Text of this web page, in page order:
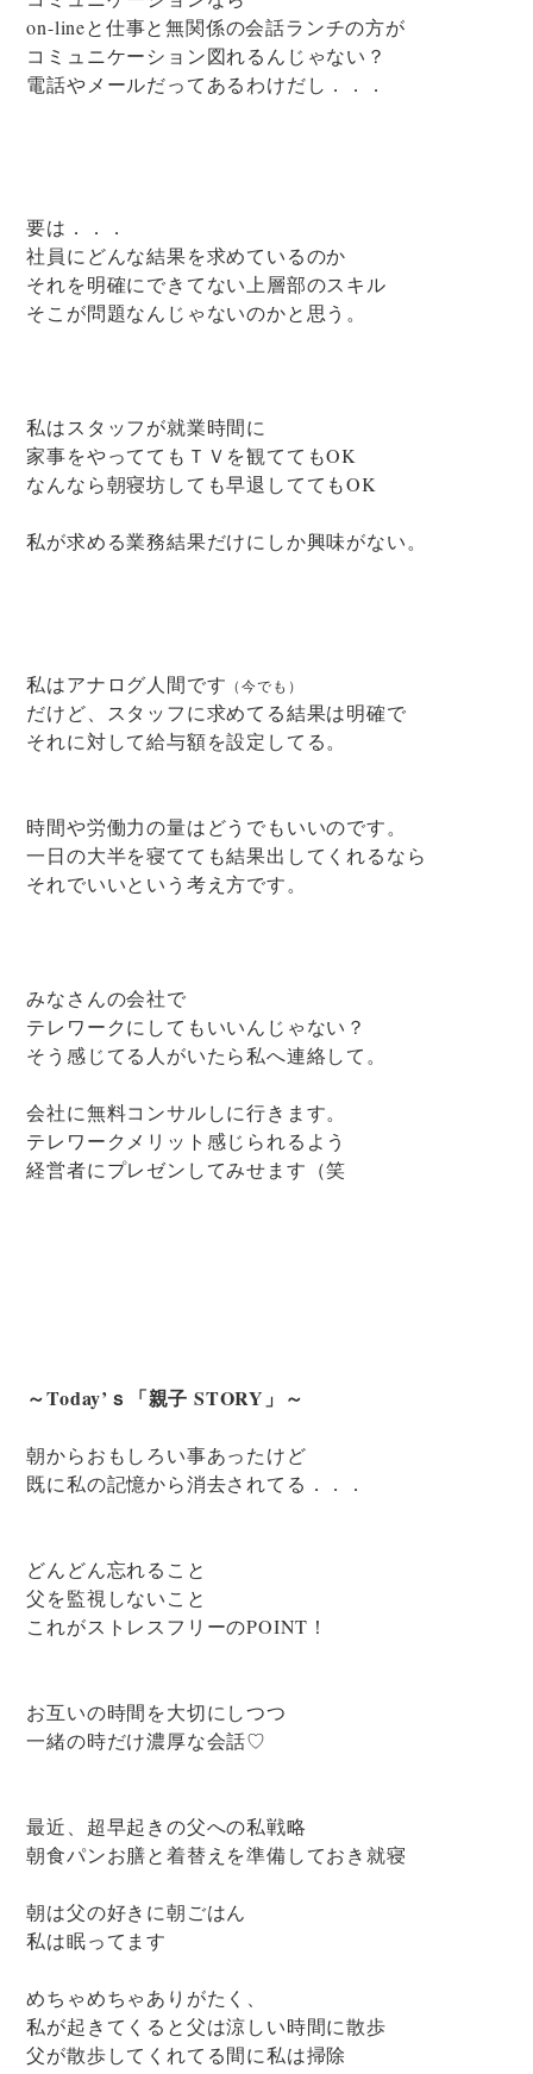
on-lineと仕事と無関係の会話ランチの方が
コミュニケーション図れるんじゃない？
電話やメールだってあるわけだし．．．
要は．．．
社員にどんな結果を求めているのか
それを明確にできてない上層部のスキル
そこが問題なんじゃないのかと思う。
私はスタッフが就業時間に
家事をやっててもＴＶを観ててもOK
なんなら朝寝坊しても早退しててもOK
私が求める業務結果だけにしか興味がない。
私はアナログ人間です （今でも）
だけど、スタッフに求めてる結果は明確で
それに対して給与額を設定してる。
時間や労働力の量はどうでもいいのです。
一日の大半を寝てても結果出してくれるなら
それでいいという考え方です。
みなさんの会社で
テレワークにしてもいいんじゃない？
そう感じてる人がいたら私へ連絡して。
会社に無料コンサルしに行きます。
テレワークメリット感じられるよう
経営者にプレゼンしてみせます（笑
～Today’ｓ「親子 STORY」～
朝からおもしろい事あったけど
既に私の記憶から消去されてる．．．
どんどん忘れること
父を監視しないこと
これがストレスフリーのPOINT！
お互いの時間を大切にしつつ
一緒の時だけ濃厚な会話♡
最近、超早起きの父への私戦略
朝食パンお膳と着替えを準備しておき就寝
朝は父の好きに朝ごはん
私は眠ってます
めちゃめちゃありがたく、
私が起きてくると父は涼しい時間に散歩
父が散歩してくれてる間に私は掃除